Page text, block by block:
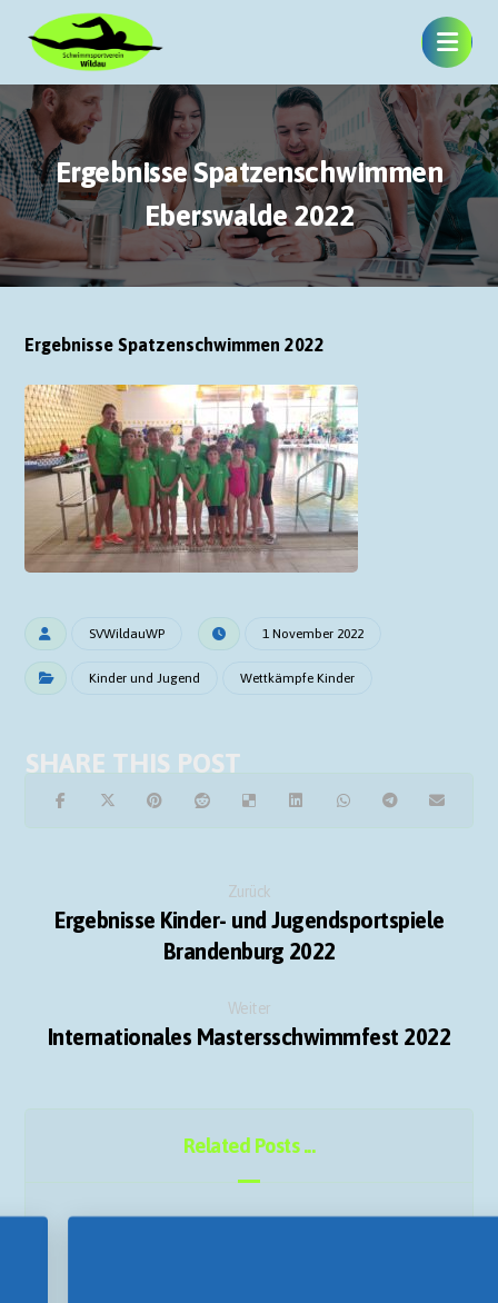
Ergebnisse Spatzenschwimmen
Eberswalde 2022
Ergebnisse Spatzenschwimmen 2022
SVWildauWP 1 November 2022
Kinder und Jugend Wettkämpfe Kinder
Zurück
Ergebnisse Kinder- und Jugendsportspiele
Brandenburg 2022
Weiter
Internationales Mastersschwimmfest 2022
Related Posts ...